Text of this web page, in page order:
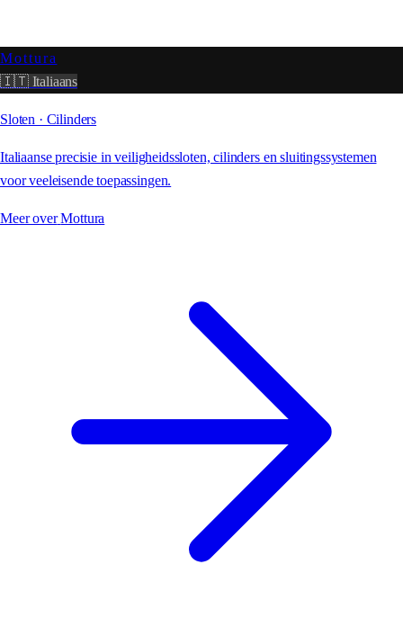
Mottura
🇮🇹 Italiaans
Sloten · Cilinders
Italiaanse precisie in veiligheidssloten, cilinders en sluitingssystemen
voor veeleisende toepassingen.
Meer over Mottura